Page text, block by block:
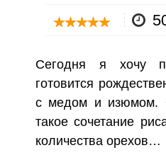
Сегодня я хочу
готовится
с медом и изюмом.
такое сочетание
количества орехов…